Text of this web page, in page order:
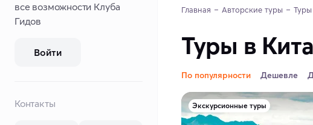
все возможности Клуба
Гидов
Войти
Контакты
Главная Авторские туры
Туры в
По популярности Дешевле
Экскурсионные туры